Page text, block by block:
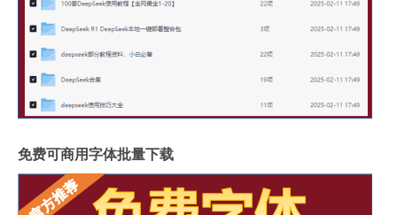
免费可商用字体批量下载